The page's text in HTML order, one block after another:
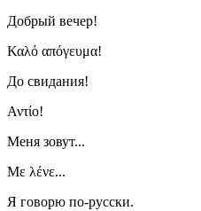
Добрый вечер!
Καλό απόγευμα!
До свидания!
Αντίο!
Меня зовут...
Με λένε...
Я говорю по-русски.